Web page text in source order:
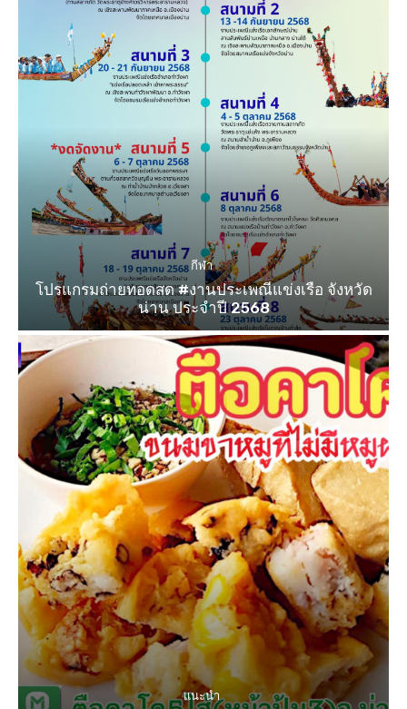
กีฬา
โปรแกรมถ่ายทอดสด #งานประเพณีแข่งเรือ จังหวัด
น่าน ประจำปี 2568
แนะนำ